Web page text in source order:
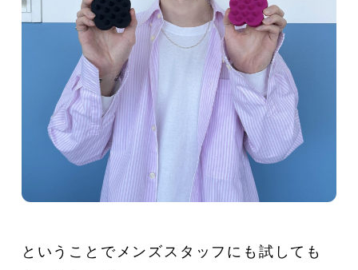
ということでメンズスタッフにも試しても